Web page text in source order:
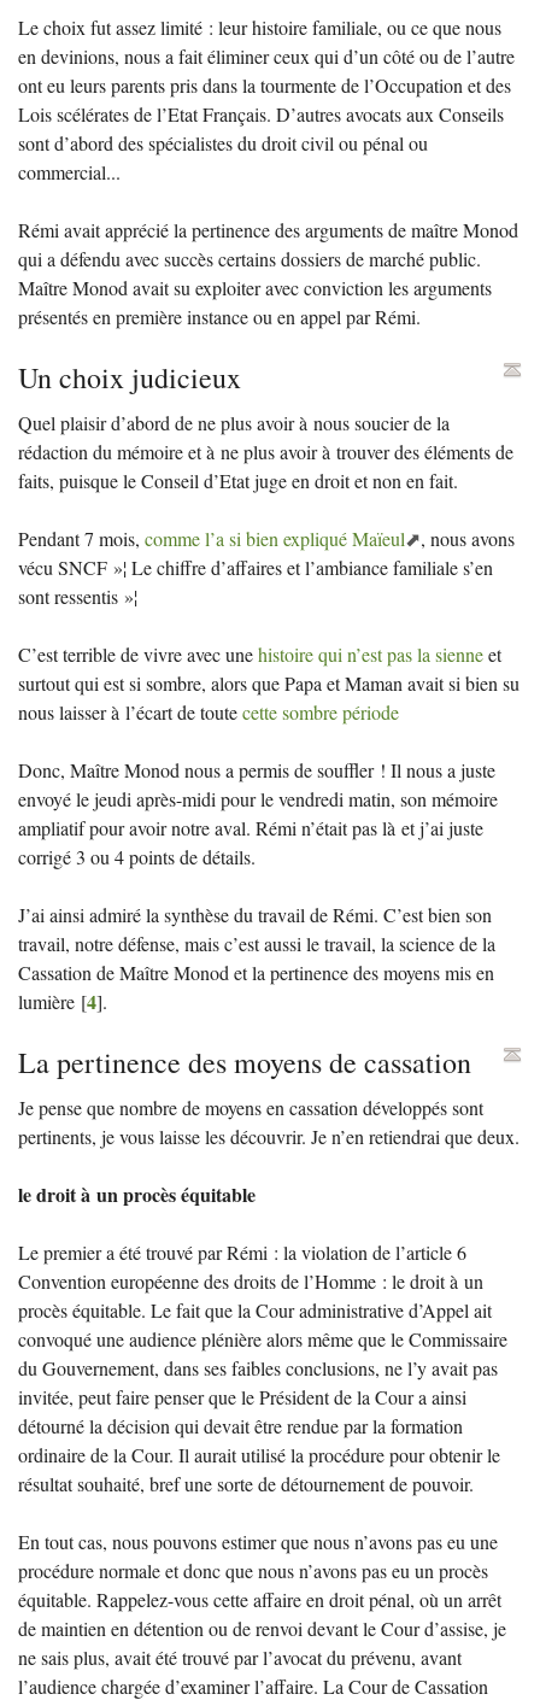
Le choix fut assez limité : leur histoire familiale, ou ce que nous
en devinions, nous a fait éliminer ceux qui d’un côté ou de l’autre
ont eu leurs parents pris dans la tourmente de l’Occupation et des
Lois scélérates de l’Etat Français. D’autres avocats aux Conseils
sont d’abord des spécialistes du droit civil ou pénal ou
commercial...
Rémi avait apprécié la pertinence des arguments de maître Monod
qui a défendu avec succès certains dossiers de marché public.
Maître Monod avait su exploiter avec conviction les arguments
présentés en première instance ou en appel par Rémi.
Un choix judicieux
Quel plaisir d’abord de ne plus avoir à nous soucier de la
rédaction du mémoire et à ne plus avoir à trouver des éléments de
faits, puisque le Conseil d’Etat juge en droit et non en fait.
Pendant 7 mois, comme l’a si bien expliqué Maïeul
, nous avons
vécu SNCF »¦ Le chiffre d’affaires et l’ambiance familiale s’en
sont ressentis »¦
C’est terrible de vivre avec unehistoire qui n’est pas la sienneet
surtout qui est si sombre, alors que Papa et Maman avait si bien su
nous laisser à l’écart de toutecette sombre période
Donc, Maître Monod nous a permis de souffler ! Il nous a juste
envoyé le jeudi après-midi pour le vendredi matin, son mémoire
ampliatif pour avoir notre aval. Rémi n’était pas là et j’ai juste
corrigé 3 ou 4 points de détails.
J’ai ainsi admiré la synthèse du travail de Rémi. C’est bien son
travail, notre défense, mais c’est aussi le travail, la science de la
Cassation de Maître Monod et la pertinence des moyens mis en
lumière [4].
La pertinence des moyens de cassation
Je pense que nombre de moyens en cassation développés sont
pertinents, je vous laisse les découvrir. Je n’en retiendrai que deux.
le droit à un procès équitable
Le premier a été trouvé par Rémi : la violation de l’article 6
Convention européenne des droits de l’Homme : le droit à un
procès équitable. Le fait que la Cour administrative d’Appel ait
convoqué une audience plénière alors même que le Commissaire
du Gouvernement, dans ses faibles conclusions, ne l’y avait pas
invitée, peut faire penser que le Président de la Cour a ainsi
détourné la décision qui devait être rendue par la formation
ordinaire de la Cour. Il aurait utilisé la procédure pour obtenir le
résultat souhaité, bref une sorte de détournement de pouvoir.
En tout cas, nous pouvons estimer que nous n’avons pas eu une
procédure normale et donc que nous n’avons pas eu un procès
équitable. Rappelez-vous cette affaire en droit pénal, où un arrêt
de maintien en détention ou de renvoi devant le Cour d’assise, je
ne sais plus, avait été trouvé par l’avocat du prévenu, avant
l’audience chargée d’examiner l’affaire. La Cour de Cassation